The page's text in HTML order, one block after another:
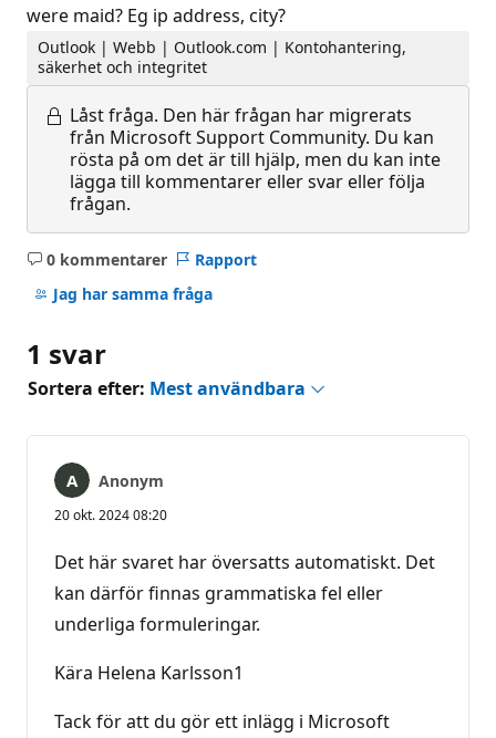
were maid? Eg ip address, city?
Outlook | Webb | Outlook.com | Kontohantering,
säkerhet och integritet
Låst fråga. Den här frågan har migrerats
från Microsoft Support Community. Du kan
rösta på om det är till hjälp, men du kan inte
lägga till kommentarer eller svar eller följa
frågan.
0 kommentarer
Inga
kommentarer
Rapport
Jag har samma fråga
1 svar
Sortera efter: Mest användbara
Anonym
20 okt. 2024 08:20
Det här svaret har översatts automatiskt. Det
kan därför finnas grammatiska fel eller
underliga formuleringar.
Kära Helena Karlsson1
Tack för att du gör ett inlägg i Microsoft